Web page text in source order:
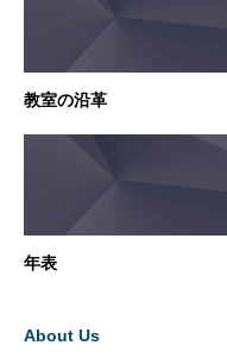
教室の沿革
年表
About Us